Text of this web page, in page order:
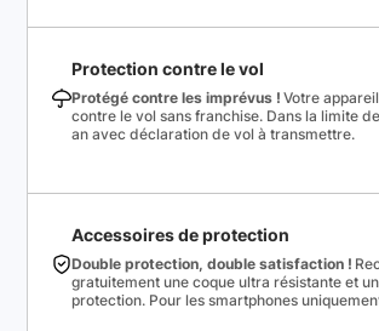
Protection contre le vol
Protégé contre les imprévus ! Votre
contre le vol sans franchise. Dans la limite
an avec déclaration de vol à transmettre.
Accessoires de protection
Double protection, double satisfaction !
gratuitement une coque ultra résistante et
protection. Pour les smartphones